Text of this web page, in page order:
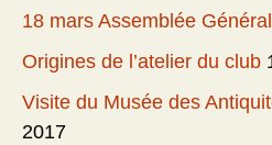
18 mars Assemblée
Origines de l’atelier du club
Visite du Musée des
2017